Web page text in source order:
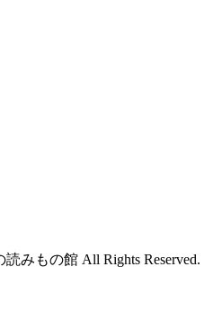
みもの館 All Rights Reserved.